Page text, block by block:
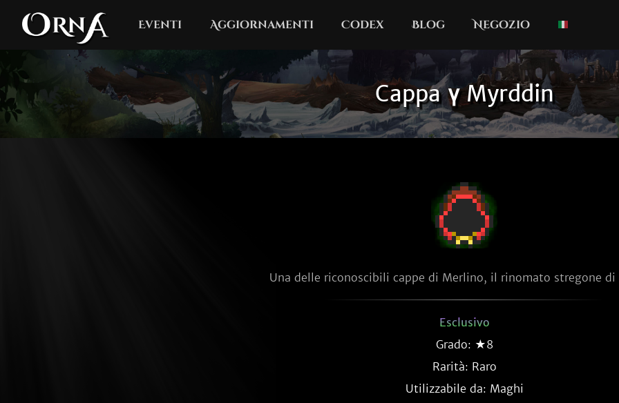
Eventi Aggiornamenti Codex Blog Negozio
Cappa γ Myrddin
Una delle riconoscibili cappe di Merlino, il rinomato stregone di
Esclusivo
Grado: ★8
Rarità: Raro
Utilizzabile da: Maghi